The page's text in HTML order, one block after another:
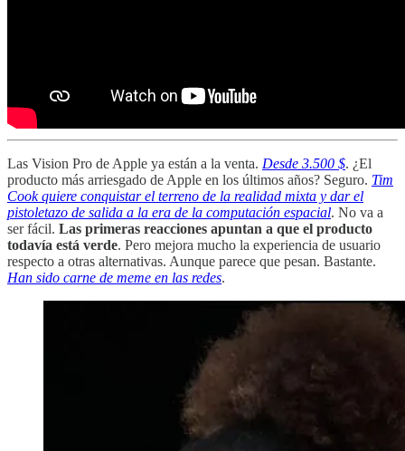
Las Vision Pro de Apple ya están a la venta. Desde 3.500 $. ¿El
producto más arriesgado de Apple en los últimos años? Seguro. Tim
Cook quiere conquistar el terreno de la realidad mixta y dar el
pistoletazo de salida a la era de la computación espacial. No va a
ser fácil. Las primeras reacciones apuntan a que el producto
todavía está verde. Pero mejora mucho la experiencia de usuario
respecto a otras alternativas. Aunque parece que pesan. Bastante.
Han sido carne de meme en las redes.